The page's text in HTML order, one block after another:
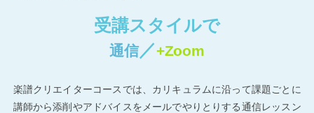
受講スタイルで
通信／+Zoom
楽譜クリエイターコースでは、カリキュラムに沿って課題ごとに
講師から添削やアドバイスをメールでやりとりする通信レッスン